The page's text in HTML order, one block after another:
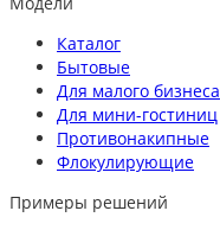
Каталог
Бытовые
Для малого бизнеса
Для мини-гостиниц
Противонакипные
Флокулирующие
Примеры решений